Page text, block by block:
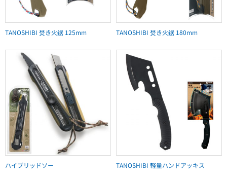
TANOSHIBI 焚き火鋸 125mm TANOSHIBI 焚き火鋸 180mm
ハイブリッドソー TANOSHIBI 軽量ハンドアッキス